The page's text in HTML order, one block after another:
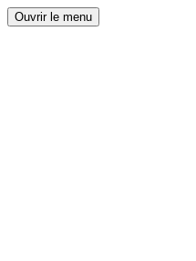
Ouvrir le menu